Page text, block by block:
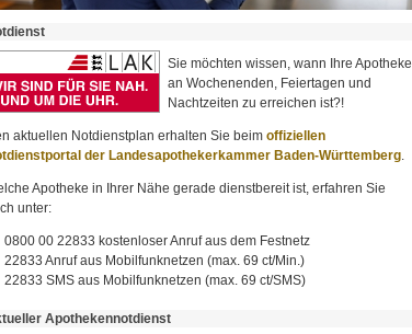
Sie möchten wissen, wann Ihre Apotheke
an Wochenenden, Feiertagen und
Nachtzeiten zu erreichen ist?!
aktuellen Notdienstplan erhalten Sie beim offiziellen
der Landesapothekerkammer Baden-Württemberg
Apotheke in Ihrer Nähe gerade dienstbereit ist, erfahren Sie
unter:
0800 00 22833 kostenloser Anruf aus dem Festnetz
22833 Anruf aus Mobilfunknetzen (max. 69 ct/Min.)
22833 SMS aus Mobilfunknetzen (max. 69 ct/SMS)
Apothekennotdienst